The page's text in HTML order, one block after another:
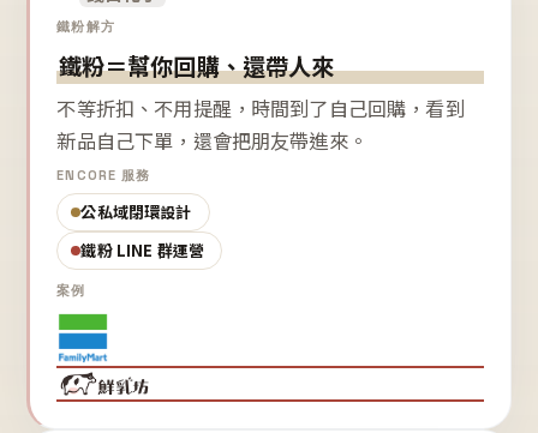
鐵粉解方
鐵粉＝幫你回購、還帶人來
不等折扣、不用提醒，時間到了自己回購，看到
新品自己下單，還會把朋友帶進來。
ENCORE 服務
公私域閉環設計
鐵粉 LINE 群運營
案例